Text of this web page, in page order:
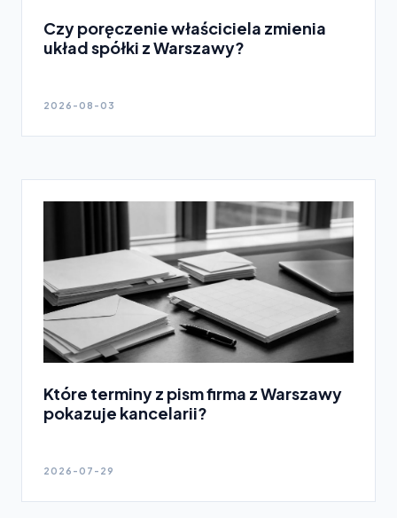
Czy poręczenie właściciela zmienia
układ spółki z Warszawy?
2026-08-03
Które terminy z pism firma z Warszawy
pokazuje kancelarii?
2026-07-29